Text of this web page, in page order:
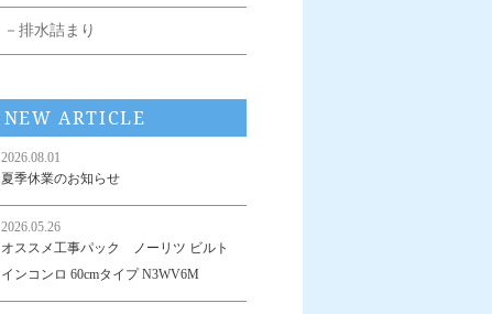
－排水詰まり
NEW ARTICLE
2026.08.01
夏季休業のお知らせ
2026.05.26
オススメ工事パック ノーリツ ビルト
インコンロ 60cmタイプ N3WV6M